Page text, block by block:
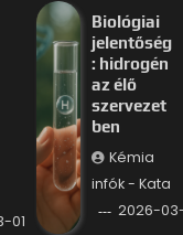
01
Biológiai
jelentőség
: hidrogén
az élő
szervezet
ben
Kémia
infók - Kata
2026-